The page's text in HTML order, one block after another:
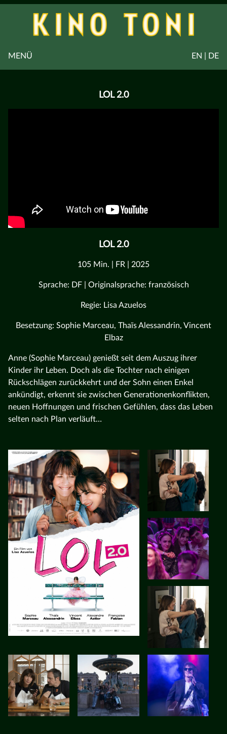
EN | DE
MENÜ
LOL 2.0
LOL 2.0
105 Min. | FR | 2025
Sprache: DF | Originalsprache: französisch
Regie: Lisa Azuelos
Besetzung: Sophie Marceau, Thaïs Alessandrin, Vincent
Elbaz
Anne (Sophie Marceau) genießt seit dem Auszug ihrer
Kinder ihr Leben. Doch als die Tochter nach einigen
Rückschlägen zurückkehrt und der Sohn einen Enkel
ankündigt, erkennt sie zwischen Generationenkonflikten,
neuen Hoffnungen und frischen Gefühlen, dass das Leben
selten nach Plan verläuft…